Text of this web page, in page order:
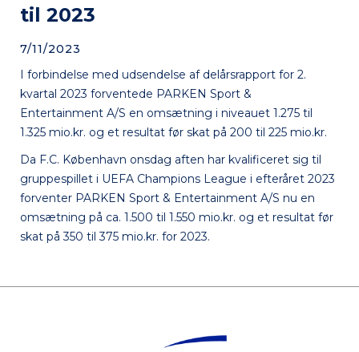
til 2023
7/11/2023
I forbindelse med udsendelse af delårsrapport for 2.
kvartal 2023 forventede PARKEN Sport &
Entertainment A/S en omsætning i niveauet 1.275 til
1.325 mio.kr. og et resultat før skat på 200 til 225 mio.kr.
Da F.C. København onsdag aften har kvalificeret sig til
gruppespillet i UEFA Champions League i efteråret 2023
forventer PARKEN Sport & Entertainment A/S nu en
omsætning på ca. 1.500 til 1.550 mio.kr. og et resultat før
skat på 350 til 375 mio.kr. for 2023.